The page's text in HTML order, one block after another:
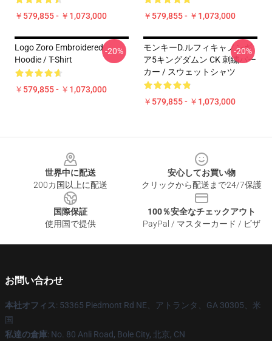
￥579,855 - ￥1,073,000 ￥579,855 - ￥1,073,000
Logo Zoro Embroidered
Hoodie / T-Shirt
￥579,855 - ￥1,073,000
-20%
モンキーD.ルフィキャノンギ
ア5キングダムン CK 刺繍パー
カー / スウェットシャツ
￥579,855 - ￥1,073,000
-20%
世界中に配送
200カ国以上に配送
安心してお買い物
クリックから配送まで24/7保護
国際保証
使用国で提供
100％安全なチェックアウト
PayPal / マスターカード / ビザ
お問い合わせ
本社オフィス: 53365 Piedmont Rd NE、アトランタ、GA 30305、米
国
私達の倉庫: No. 80 Anli Road, Bole City, 北京, CN